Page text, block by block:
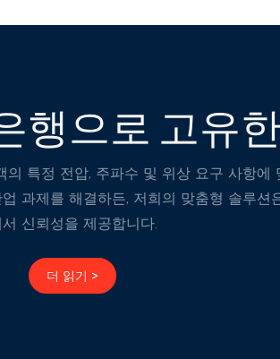
특히 PCS 전력 변환 시스템을
행으로 고유
특정 전압, 주파수 및 위상 요구 사항에
과제를 해결하든, 저희의 맞춤형 솔루
서 신뢰성을 제공합니다.
더 읽기 >